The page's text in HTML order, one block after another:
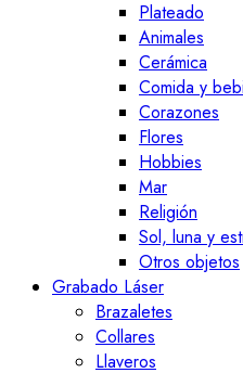
Plateado
Animales
Cerámica
Comida y
Corazones
Flores
Hobbies
Mar
Religión
Sol, luna y
Otros objetos
Grabado Láser
Brazaletes
Collares
Llaveros